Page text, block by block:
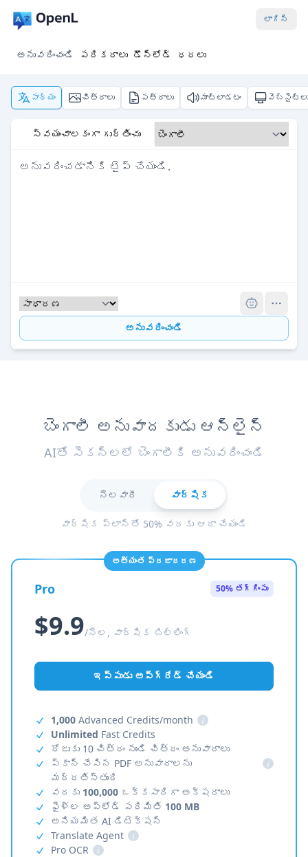
లాగిన్
అనువదించండి పరికరాలు డౌన్‌లోడ్ ధరలు
పాఠ్యం చిత్రాలు పత్రాలు మాట్లాడటం వెబ్‌సైట్లు
స్వయంచాలకంగా గుర్తించు
అనువదించండి
బెంగాలీ అనువాదకుడు ఆన్‌లైన్
AIతో సెకన్లలో బెంగాలీకి అనువదించండి
నెలవారీ వార్షిక
వార్షిక ప్లాన్‌తో 50% వరకు ఆదా చేయండి
అత్యంత ప్రజాదరణ
Pro 50% తగ్గింపు
$9.9/నెల, వార్షిక బిల్లింగ్
ఇప్పుడు అప్‌గ్రేడ్ చేయండి
1,000 Advanced Credits/month
i
Unlimited Fast Credits
రోజుకు 10 చిత్రం నుండి చిత్రం అనువాదాలు
స్కాన్ చేసిన PDF అనువాదాలను
మద్దతిస్తుంది
i
వరకు 100,000 ఒక్కసారిగా అక్షరాలు
ఫైళ్ల అప్‌లోడ్ పరిమితి 100 MB
అనియమిత AI డిటెక్షన్
Translate Agent
i
Pro OCR
i